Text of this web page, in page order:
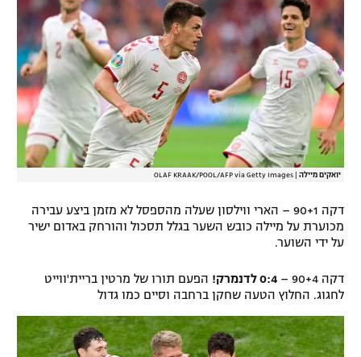
יואקים מיילה OLAF KRAAK/POOL/AFP via Getty Images
דקה 90+1 – הארי ווילסון שעלה מהספסל לא מזמן ביצע עבירה
מכוערת על מיילה כובש השער בגלל תסכול והורחק באדום ישיר
על ידי השוער.
דקה 90+4 – 0:4 לדנמרק!
הפעם תורו של מרטין בריית'ווייט
לחגוג. החלוץ הטעה שחקן ברחבה וסיים כמו גדול